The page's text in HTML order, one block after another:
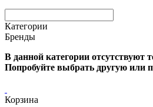
Категории
Бренды
В данной категории отсутствуют
Попробуйте выбрать другую или
Корзина